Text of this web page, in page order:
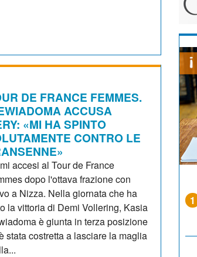
DE FRANCE FEMMES.
ACCUSA
«MI HA SPINTO
CONTRO LE
accesi al Tour de France
dopo l'ottava frazione con
a Nizza. Nella giornata che ha
la vittoria di Demi Vollering, Kasia
è giunta in terza posizione
stata costretta a lasciare la maglia
1